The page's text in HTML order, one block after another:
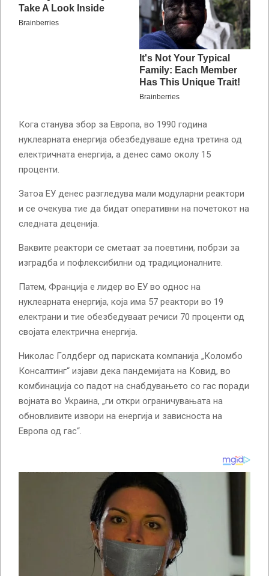
Кога станува збор за Европа, во 1990 година
нуклеарната енергија обезбедуваше една третина од
електричната енергија, а денес само околу 15
проценти.
Затоа ЕУ денес разгледува мали модуларни реактори
и се очекува тие да бидат оперативни на почетокот на
следната деценија.
Ваквите реактори се сметаат за поевтини, побрзи за
изградба и пофлексибилни од традиционалните.
Патем, Франција е лидер во ЕУ во однос на
нуклеарната енергија, која има 57 реактори во 19
електрани и тие обезбедуваат речиси 70 проценти од
својата електрична енергија.
Николас Голдберг од париската компанија „Коломбо
Консалтинг“ изјави дека пандемијата на Ковид, во
комбинација со падот на снабдувањето со гас поради
војната во Украина, „ги откри ограничувањата на
обновливите извори на енергија и зависноста на
Европа од гас“.